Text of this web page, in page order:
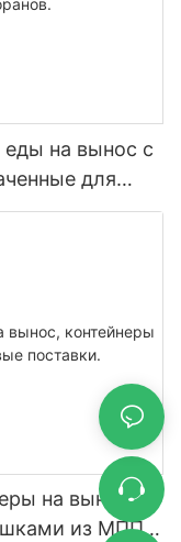
на вынос с
для
на вынос,
из МПП,